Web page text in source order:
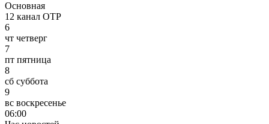
Основная
12 канал ОТР
6
чт четверг
7
пт пятница
8
сб суббота
9
вс воскресенье
06:00